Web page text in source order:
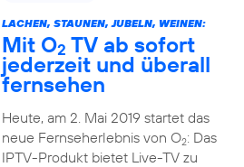
LACHEN, STAUNEN, JUBELN, WEINEN:
Mit O2 TV ab sofort
jederzeit und überall
fernsehen
Heute, am 2. Mai 2019 startet das
neue Fernseherlebnis von O2: Das
IPTV-Produkt bietet Live-TV zu